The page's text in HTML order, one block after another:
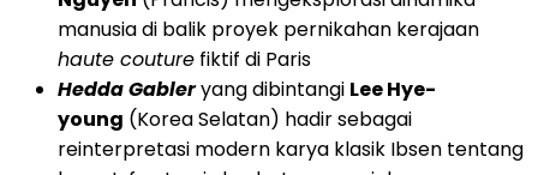
manusia di balik proyek pernikahan kerajaan
haute couture fiktif di Paris
Hedda Gableryang dibintangi Lee Hye-
young (Korea Selatan) hadir sebagai
reinterpretasi modern karya klasik Ibsen tentang